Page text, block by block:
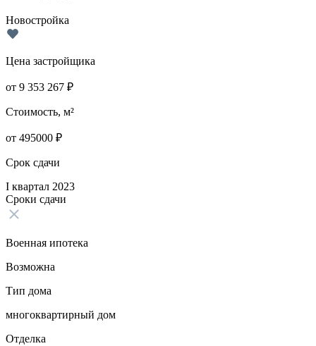
Новостройка
Цена застройщика
от 9 353 267 ₽
Стоимость, м²
от 495000 ₽
Срок сдачи
I квартал 2023
Сроки сдачи
Военная ипотека
Возможна
Тип дома
многоквартирный дом
Отделка